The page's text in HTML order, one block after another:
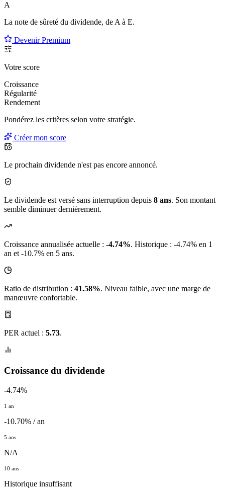
A
La note de sûreté du dividende, de A à E.
Devenir Premium
Votre score
Croissance
Régularité
Rendement
Pondérez les critères selon votre stratégie.
Créer mon score
Le prochain dividende n'est pas encore annoncé.
Le dividende est versé sans interruption depuis 8 ans. Son montant
semble diminuer dernièrement.
Croissance annualisée actuelle : -4.74%. Historique : -4.74% en 1
an et -10.7% en 5 ans.
Ratio de distribution : 41.58%. Niveau faible, avec une marge de
manœuvre confortable.
PER actuel : 5.73.
Croissance du dividende
-4.74%
1 an
-10.70% / an
5 ans
N/A
10 ans
Historique insuffisant